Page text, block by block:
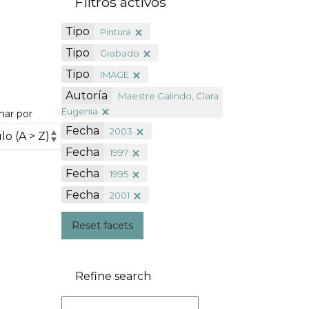
por
Tipo Pintura
Tipo Grabado
Tipo IMAGE
Autoría
Maestre Galindo, Clara
Eugenia
Fecha 2003
Fecha 1997
Fecha 1995
Fecha 2001
Reset facets
Refine search